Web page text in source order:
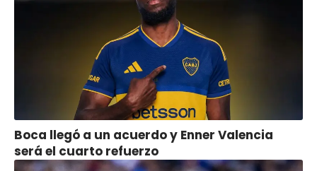
Boca llegó a un acuerdo y Enner Valencia
será el cuarto refuerzo